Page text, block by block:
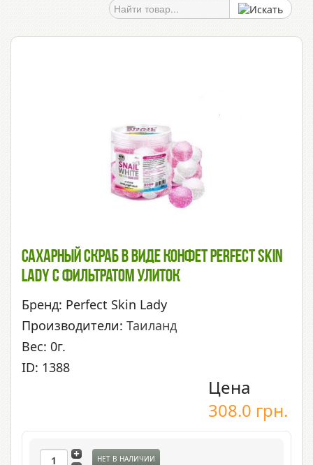
Сахарный Скраб В Виде Конфет Perfect Skin
Lady С Фильтратом Улиток
Бренд: Perfect Skin Lady
Производители: Таиланд
Вес: 0г.
ID: 1388
Цена
308.0 грн.
НЕТ В НАЛИЧИИ